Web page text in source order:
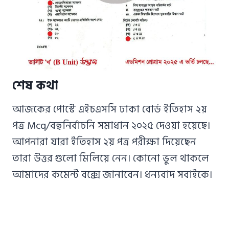
শেষ কথা
আজকের পোস্টে এইচএসসি ঢাকা বোর্ড ইতিহাস ২য়
পত্র Mcq/বহুনির্বাচনি সমাধান ২০২৫ দেওয়া হয়েছে।
আপনারা যারা ইতিহাস ২য় পত্র পরীক্ষা দিয়েছেন
তারা উত্তর গুলো মিলিয়ে নেন। কোনো ভুল থাকলে
আমাদের কমেন্ট বক্সে জানাবেন। ধন্যবাদ সবাইকে।